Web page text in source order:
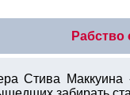
Рабство
Стива